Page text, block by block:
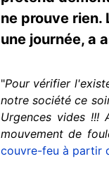
ne prouve rien.
une journée, a
"Pour vérifier
notre société ce
Urgences vides !!!
mouvement de
couvre-feu à partir